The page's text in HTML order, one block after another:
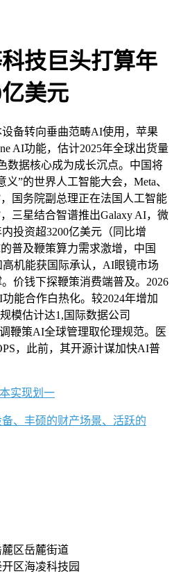
技巨头打算年
美元
备转向垂曲范畴AI使用，苹果
AI功能，估计2025年全球出货量
数据核心成为成长沉点。中国将
”的世界人工智能大会，Meta、
国务院副总理正在法国人工智能
三星结合智谱推出Galaxy AI，微
投资超3200亿美元（同比增
普及鞭策算力需求激增，中国
高机能获国际承认，AI眼镜市场
价钱下探鞭策消费端普及。2026
能合作白热化。较2024年增加
模估计达1,国际数据公司
鞭策AI全球管理取伦理规范。医
，此前，其开源计谋加快AI普
实现划一
、丰硕的财产场景、活跃的
区岳麓街道
区海凌科技园